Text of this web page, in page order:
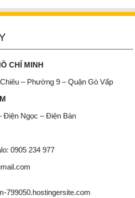
CHÍ MINH
– Phường 9 – Quận Gò Vấp
Điện Ngọc – Điện Bàn
0905 234 977
799050.hostingersite.com